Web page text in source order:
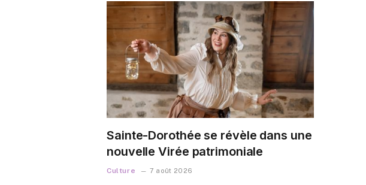
Sainte-Dorothée se révèle dans une
nouvelle Virée patrimoniale
Culture 7 août 2026